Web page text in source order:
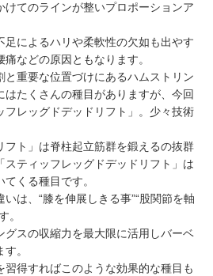
けてのラインが整いプロポーションア
足によるハリや柔軟性の欠如も出やす
などの原因ともなります。
と重要な位置づけにあるハムストリン
はたくさんの種目がありますが、今回
フレッグドデッドリフト」。少々技術
フト」は脊柱起立筋群を鍛えるの抜群
スティッフレッグドデッドリフト」は
くる種目です。
は、“膝を伸展しきる事”“股関節を軸
。
グスの収縮力を最大限に活用しバーベ
。
習得すればこのような効果的な種目も